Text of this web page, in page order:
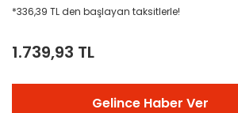
*336,39 TL den başlayan taksitlerle!
1.739,93 TL
Gelince Haber Ver